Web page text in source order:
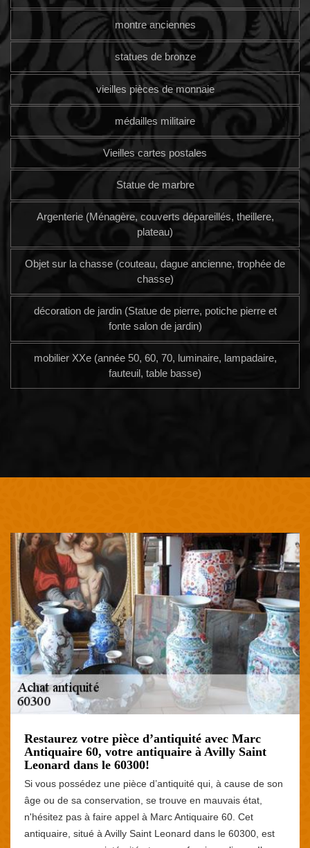
montre anciennes
statues de bronze
vieilles pièces de monnaie
médailles militaire
Vieilles cartes postales
Statue de marbre
Argenterie (Ménagère, couverts dépareillés, theillere,
plateau)
Objet sur la chasse (couteau, dague ancienne, trophée de
chasse)
décoration de jardin (Statue de pierre, potiche pierre et
fonte salon de jardin)
mobilier XXe (année 50, 60, 70, luminaire, lampadaire,
fauteuil, table basse)
Restaurez votre pièce d’antiquité avec Marc
Antiquaire 60, votre antiquaire à Avilly Saint
Leonard dans le 60300!
Si vous possédez une pièce d’antiquité qui, à cause de son
âge ou de sa conservation, se trouve en mauvais état,
n'hésitez pas à faire appel à Marc Antiquaire 60. Cet
antiquaire, situé à Avilly Saint Leonard dans le 60300, est